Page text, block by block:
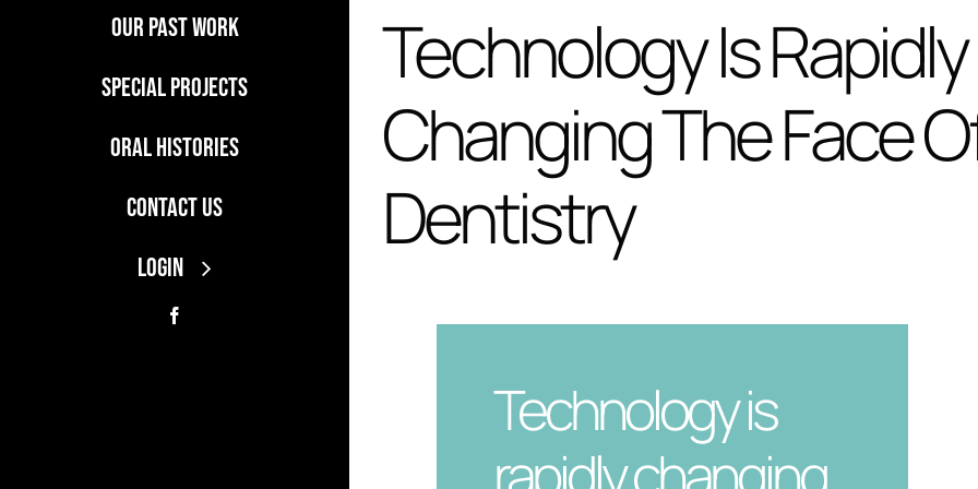
Our Past Work
Special Projects
Oral Histories
Contact Us
LOGIN
Technology Is Rapidly
Changing The Face
Dentistry
Technology is